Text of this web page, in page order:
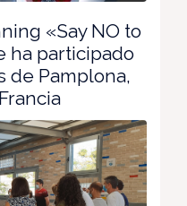
«Say NO to
ha participado
de Pamplona,